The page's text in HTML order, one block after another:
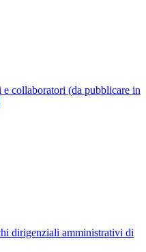
e collaboratori (da pubblicare in
dirigenziali amministrativi di